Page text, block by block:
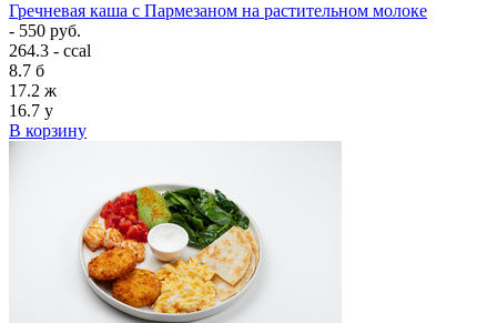
Гречневая каша с Пармезаном на растительном молоке
- 550 руб.
264.3 - ccal
8.7 б
17.2 ж
16.7 у
В корзину